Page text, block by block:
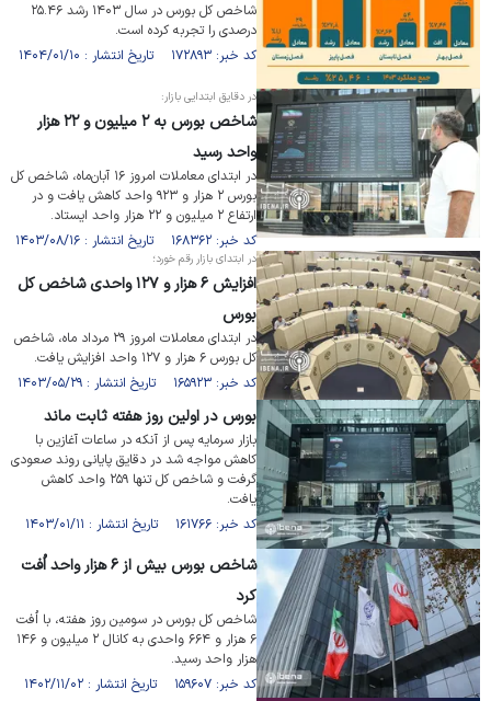
شاخص کل بورس در سال ۱۴۰۳ رشد ۲۵.۴۶
درصدی را تجربه کرده است.
کد خبر: ۱۷۲۸۹۳ تاریخ انتشار : ۱۴۰۴/۰۱/۱۰
در دقایق ابتدایی بازار:
شاخص بورس به ۲ میلیون و ۲۲ هزار
واحد رسید
در ابتدای معاملات امروز ۱۶ آبان‌ماه، شاخص کل
بورس ۲ هزار و ۹۲۳ واحد کاهش یافت و در
ارتفاع ۲ میلیون و ۲۲ هزار واحد ایستاد.
کد خبر: ۱۶۸۳۶۲ تاریخ انتشار : ۱۴۰۳/۰۸/۱۶
در ابتدای بازار رقم خورد؛
افزایش ۶ هزار و ۱۲۷ واحدی شاخص کل
بورس
در ابتدای معاملات امروز ۲۹ مرداد ماه، شاخص
کل بورس ۶ هزار و ۱۲۷ واحد افزایش یافت.
کد خبر: ۱۶۵۹۲۳ تاریخ انتشار : ۱۴۰۳/۰۵/۲۹
بورس در اولین روز هفته ثابت ماند
بازار سرمایه پس از آنکه در ساعات آغازین با
کاهش مواجه شد در دقایق پایانی روند صعودی
گرفت و شاخص کل تنها ۲۵۹ واحد کاهش
یافت.
کد خبر: ۱۶۱۷۶۶ تاریخ انتشار : ۱۴۰۳/۰۱/۱۱
شاخص بورس بیش از ۶ هزار واحد اُفت
کرد
شاخص کل بورس در سومین روز هفته، با اُفت
۶ هزار و ۶۶۴ واحدی به کانال ۲ میلیون و ۱۴۶
هزار واحد رسید.
کد خبر: ۱۵۹۶۰۷ تاریخ انتشار : ۱۴۰۲/۱۱/۰۲